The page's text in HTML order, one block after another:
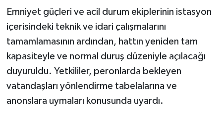
Kutu Bulundu
Emniyet güçleri ve acil durum ekiplerinin istasyon
içerisindeki teknik ve idari çalışmalarını
tamamlamasının ardından, hattın yeniden tam
kapasiteyle ve normal duruş düzeniyle açılacağı
duyuruldu. Yetkililer, peronlarda bekleyen
vatandaşları yönlendirme tabelalarına ve
anonslara uymaları konusunda uyardı.